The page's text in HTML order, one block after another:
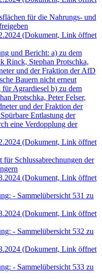
für die Nahrungs- und
(Dokument, Link öffnet
und Bericht: a) zu dem
Rinck, Stephan Protschka,
und der Fraktion der AfD
Bauern nicht erneut
für Agrardiesel b) zu dem
Protschka, Peter Felser,
und der Fraktion der
Entlastung der
eine Verdopplung der
(Dokument, Link öffnet
Schlussabrechnungen der
(Dokument, Link öffnet
- Sammelübersicht 531 zu
(Dokument, Link öffnet
- Sammelübersicht 532 zu
(Dokument, Link öffnet
- Sammelübersicht 533 zu